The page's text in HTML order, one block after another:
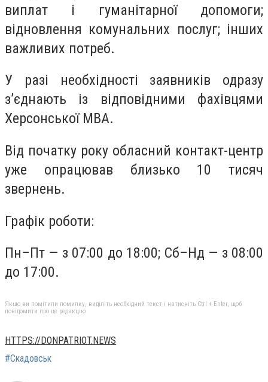
виплат і гуманітарної допомоги;
відновлення комунальних послуг; інших
важливих потреб.
У разі необхідності заявників одразу
з’єднають із відповідними фахівцями
Херсонської МВА.
Від початку року обласний контакт-центр
уже опрацював близько 10 тисяч
звернень.
Графік роботи:
Пн–Пт — з 07:00 до 18:00; Сб–Нд — з 08:00
до 17:00.
Якщо ви помітили помилку, виділіть необхідний текст і натисніть Ctrl + Enter, щоб
повідомити про це редакцію
HTTPS://DONPATRIOT.NEWS
#Скадовськ